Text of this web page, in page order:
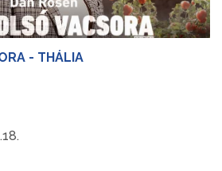
- THÁLIA